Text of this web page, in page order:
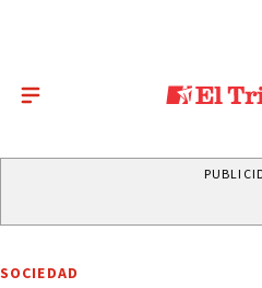
SOCIEDAD